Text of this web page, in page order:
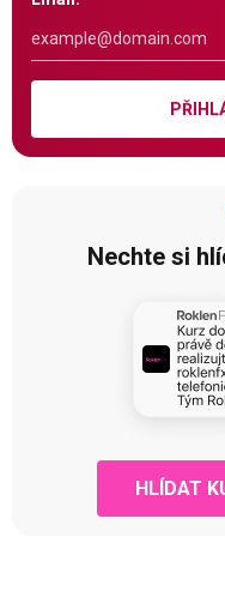
Nechte si
HLÍDAT